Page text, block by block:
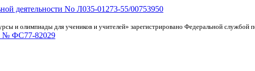
деятельности No Л035-01273-55/00753950
и олимпиады для учеников и учителей» зарегистрировано Федеральной
№ ФС77-82029